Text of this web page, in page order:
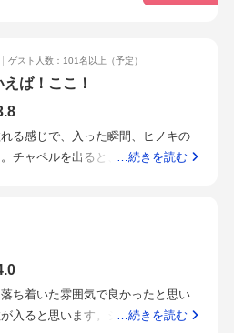
ゲスト人数：101名以上 （予定）
ば！ここ！
る感じで、入った瞬間、ヒノキの
チャペルを出ると、中庭みたいに
場とさほど変わりはありませんで
らタクシーや車を使って15分くら
の人も新幹線を使ってこれるとこ
、自家用車で来る人もわかりやす
金を払って契約してしまい後悔し
分サービスします！と心強いお言
…続きを読む
ち着いた雰囲気で良かったと思い
入ると思います。シンプルでとて
…続きを読む